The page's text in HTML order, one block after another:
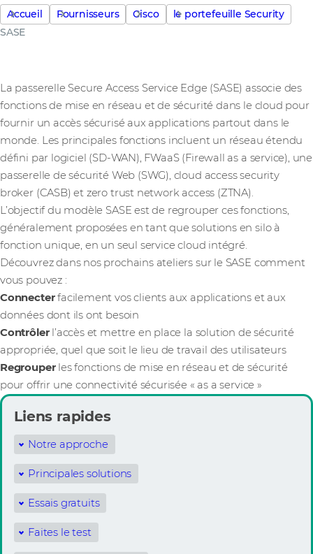
Accueil Fournisseurs Cisco
le portefeuille Security
SASE
La passerelle Secure Access Service Edge (SASE) associe des
fonctions de mise en réseau et de sécurité dans le cloud pour
fournir un accès sécurisé aux applications partout dans le
monde. Les principales fonctions incluent un réseau étendu
défini par logiciel (SD-WAN), FWaaS (Firewall as a service), une
passerelle de sécurité Web (SWG), cloud access security
broker (CASB) et zero trust network access (ZTNA).
L’objectif du modèle SASE est de regrouper ces fonctions,
généralement proposées en tant que solutions en silo à
fonction unique, en un seul service cloud intégré.
Découvrez dans nos prochains ateliers sur le SASE comment
vous pouvez :
Connecterfacilement vos clients aux applications et aux
données dont ils ont besoin
Contrôler l’accès et mettre en place la solution de sécurité
appropriée, quel que soit le lieu de travail des utilisateurs
Regrouper les fonctions de mise en réseau et de sécurité
pour offrir une connectivité sécurisée « as a service »
Liens rapides
Notre approche
Principales solutions
Essais gratuits
Faites le test